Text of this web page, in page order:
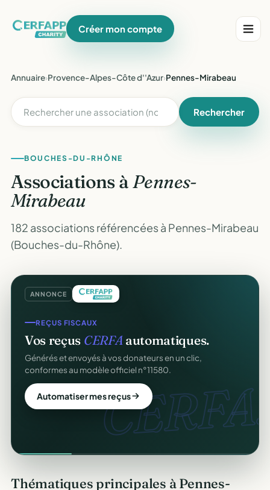
Créer mon compte
Annuaire›Provence-Alpes-Côte d''Azur›Pennes-Mirabeau
Rechercher
BOUCHES-DU-RHÔNE
Associations àPennes-
Mirabeau
182 associations référencées à Pennes-Mirabeau
(Bouches-du-Rhône).
ANNONCE
CERFA.
REÇUS FISCAUX
Vos reçus CERFAautomatiques.
Générés et envoyés à vos donateurs en un clic,
conformes au modèle officiel n°11580.
Automatiser mes reçus
Thématiques principales à Pennes-